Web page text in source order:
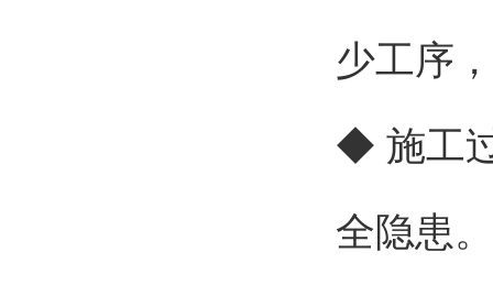
少工序
◆ 施工
全隐患。